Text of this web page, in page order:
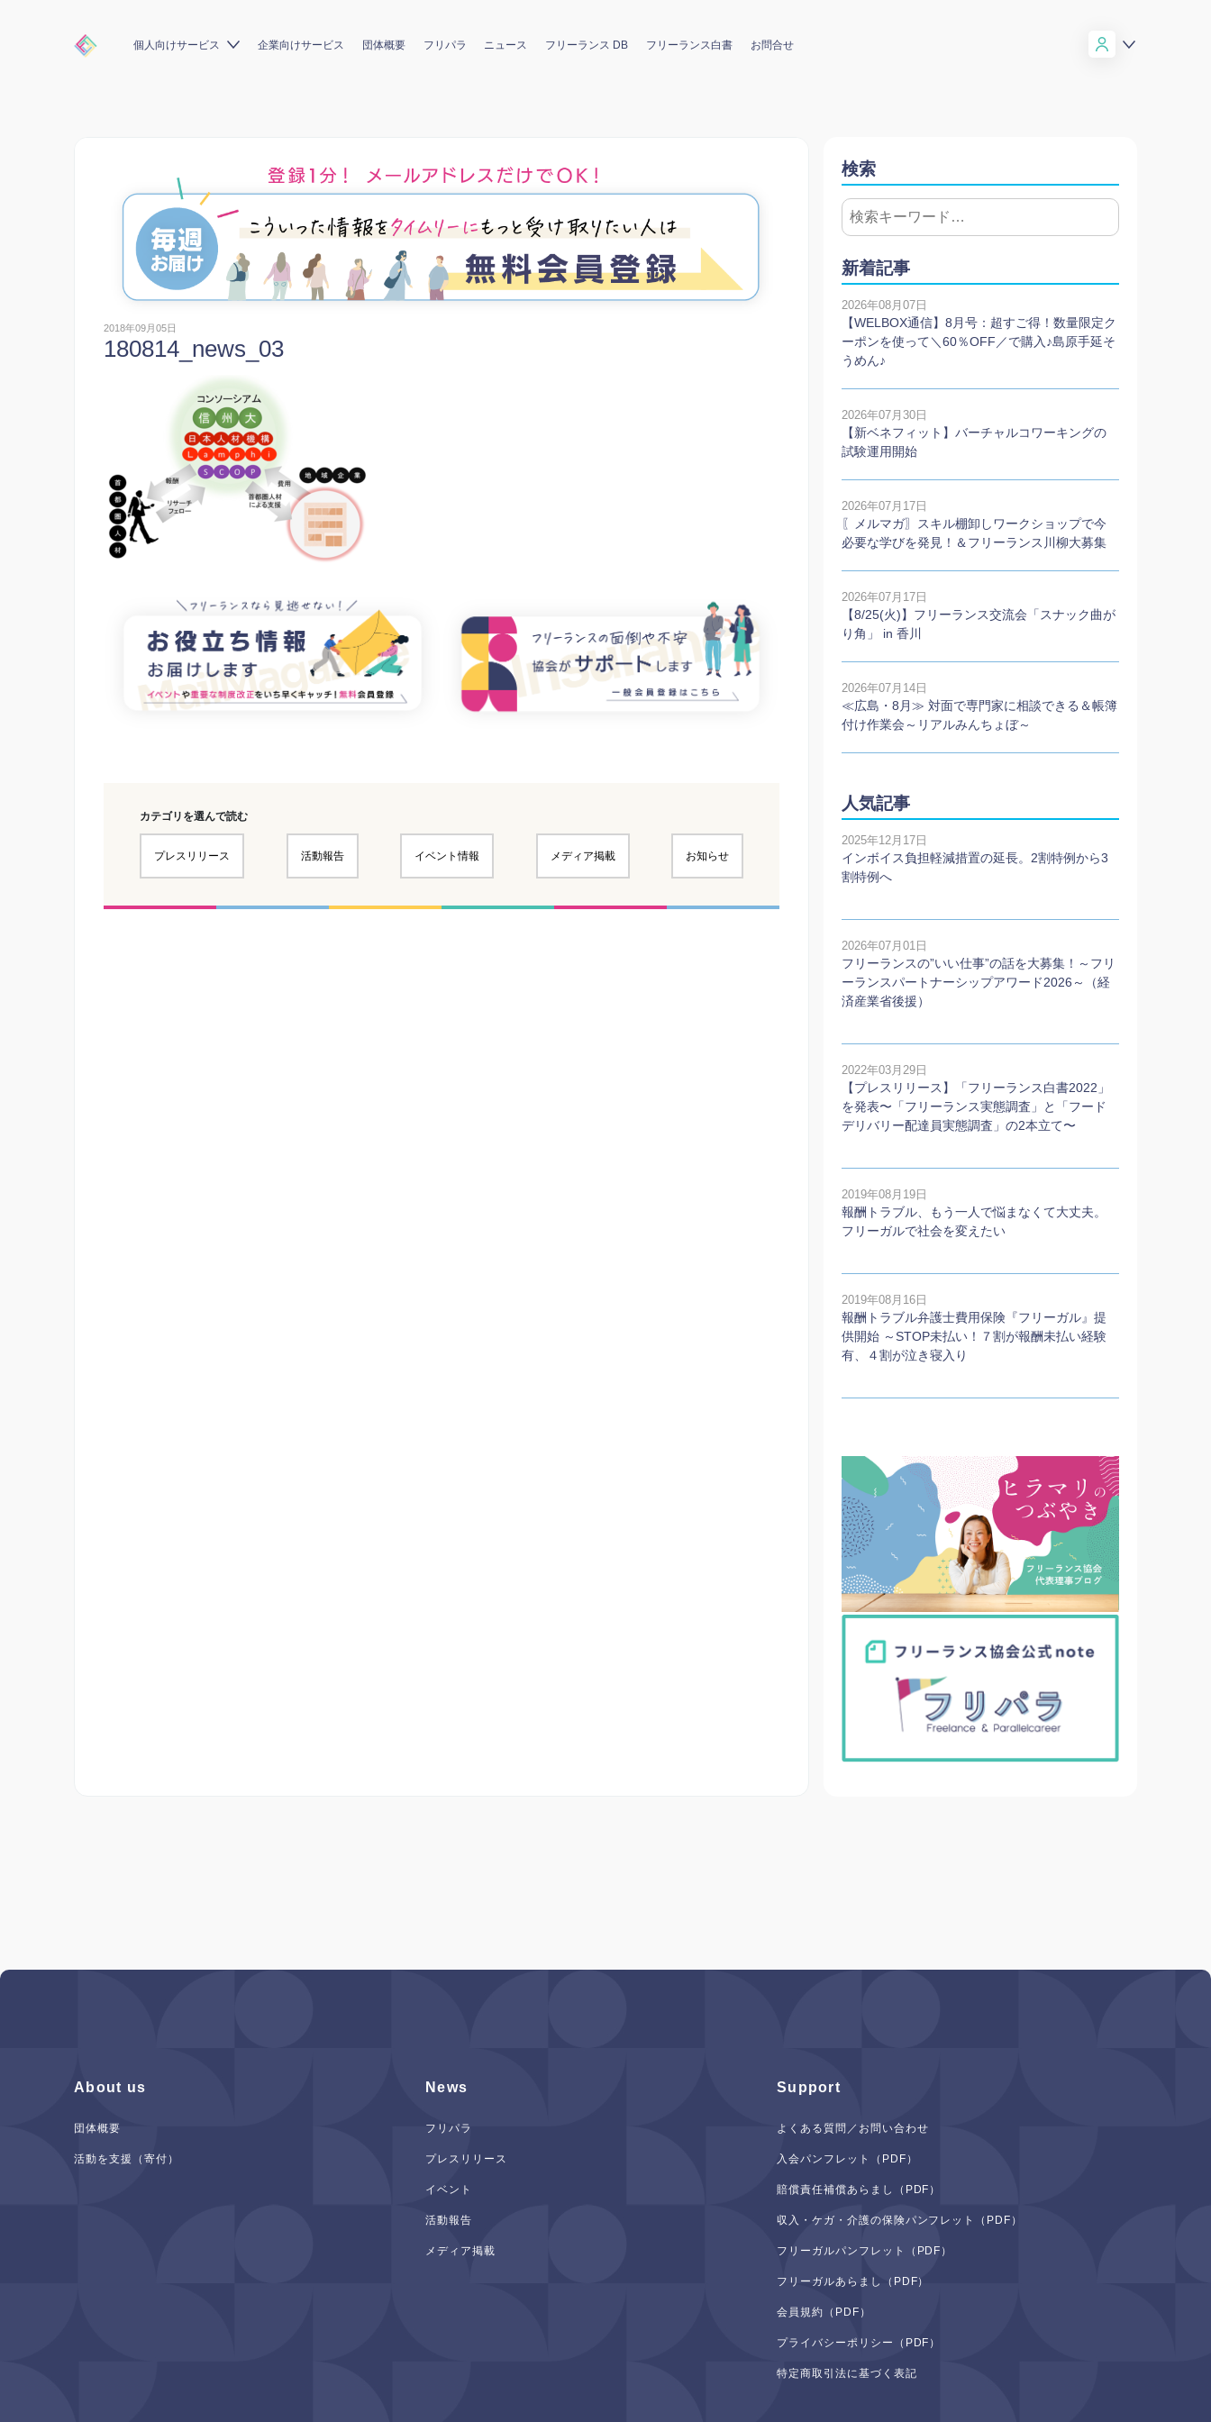
個人向けサービス 企業向けサービス 団体概要 フリパラ ニュース フリーランス DB フリーランス白書 お問合せ
2018年09月05日
180814_news_03
カテゴリを選んで読む
プレスリリース 活動報告 イベント情報 メディア掲載 お知らせ
検索
新着記事
2026年08月07日
【WELBOX通信】8月号：超すご得！数量限定ク
ーポンを使って＼60％OFF／で購入♪島原手延そ
うめん♪
2026年07月30日
【新ベネフィット】バーチャルコワーキングの
試験運用開始
2026年07月17日
〖メルマガ〗スキル棚卸しワークショップで今
必要な学びを発見！＆フリーランス川柳大募集
2026年07月17日
【8/25(火)】フリーランス交流会「スナック曲が
り角」 in 香川
2026年07月14日
≪広島・8月≫ 対面で専門家に相談できる＆帳簿
付け作業会～リアルみんちょぼ～
人気記事
2025年12月17日
インボイス負担軽減措置の延長。2割特例から3
割特例へ
2026年07月01日
フリーランスの”いい仕事”の話を大募集！～フリ
ーランスパートナーシップアワード2026～（経
済産業省後援）
2022年03月29日
【プレスリリース】「フリーランス白書2022」
を発表〜「フリーランス実態調査」と「フード
デリバリー配達員実態調査」の2本⽴て〜
2019年08月19日
報酬トラブル、もう一人で悩まなくて大丈夫。
フリーガルで社会を変えたい
2019年08月16日
報酬トラブル弁護士費用保険『フリーガル』提
供開始 ～STOP未払い！７割が報酬未払い経験
有、４割が泣き寝入り
About us
団体概要
活動を支援（寄付）
News
フリパラ
プレスリリース
イベント
活動報告
メディア掲載
Support
よくある質問／お問い合わせ
入会パンフレット（PDF）
賠償責任補償あらまし（PDF）
収入・ケガ・介護の保険パンフレット（PDF）
フリーガルパンフレット（PDF）
フリーガルあらまし（PDF）
会員規約（PDF）
プライバシーポリシー（PDF）
特定商取引法に基づく表記